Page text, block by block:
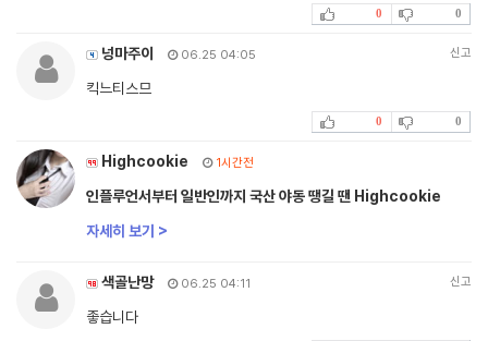
0 0
넝마주이 06.25 04:05 신고
킥느티스므
0 0
Highcookie 1시간전
인플루언서부터 일반인까지 국산 야동 땡길 땐 Highcookie
자세히 보기 >
색골난망 06.25 04:11 신고
좋습니다